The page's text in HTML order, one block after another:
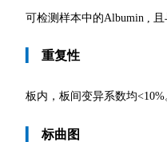
可检测样本中的Albumin , 且
重复性
板内，板间变异系数均<10%
标曲图